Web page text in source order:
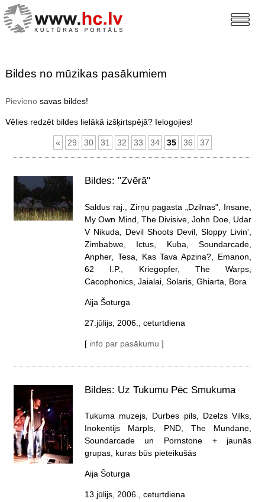
Bildes no mūzikas pasākumiem
Pievienosavas bildes!
Vēlies redzēt bildes lielākā izšķirtspējā? Ielogojies!
« 29 30 31 32 33 34 35 36 37
Bildes: "Zvērā"
Saldus raj., Zirņu pagasta „Dzilnas", Insane,
My Own Mind, The Divisive, John Doe, Udar
V Nikuda, Devil Shoots Devil, Sloppy Livin',
Zimbabwe, Ictus, Kuba, Soundarcade,
Anpher, Tesa, Kas Tava Apzina?, Emanon,
62 I.P., Kriegopfer, The Warps,
Cacophonics, Jaialai, Solaris, Ghiarta, Bora
Aija Šoturga
27.jūlijs, 2006., ceturtdiena
[ info par pasākumu ]
Bildes: Uz Tukumu Pēc Smukuma
Tukuma muzejs, Durbes pils, Dzelzs Vilks,
Inokentijs Mārpls, PND, The Mundane,
Soundarcade un Pornstone + jaunās
grupas, kuras būs pieteikušās
Aija Šoturga
13.jūlijs, 2006., ceturtdiena